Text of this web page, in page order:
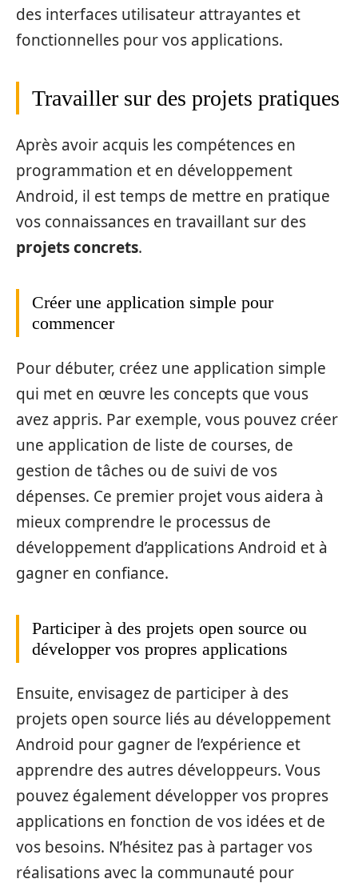
des interfaces utilisateur attrayantes et
fonctionnelles pour vos applications.
Travailler sur des projets pratiques
Après avoir acquis les compétences en
programmation et en développement
Android, il est temps de mettre en pratique
vos connaissances en travaillant sur des
projets concrets.
Créer une application simple pour
commencer
Pour débuter, créez une application simple
qui met en œuvre les concepts que vous
avez appris. Par exemple, vous pouvez créer
une application de liste de courses, de
gestion de tâches ou de suivi de vos
dépenses. Ce premier projet vous aidera à
mieux comprendre le processus de
développement d’applications Android et à
gagner en confiance.
Participer à des projets open source ou
développer vos propres applications
Ensuite, envisagez de participer à des
projets open source liés au développement
Android pour gagner de l’expérience et
apprendre des autres développeurs. Vous
pouvez également développer vos propres
applications en fonction de vos idées et de
vos besoins. N’hésitez pas à partager vos
réalisations avec la communauté pour